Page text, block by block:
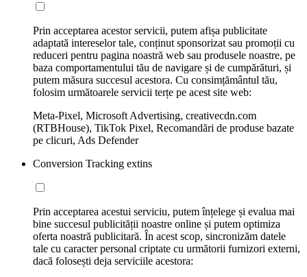
Prin acceptarea acestor servicii, putem afișa publicitate
adaptată intereselor tale, conținut sponsorizat sau promoții cu
reduceri pentru pagina noastră web sau produsele noastre, pe
baza comportamentului tău de navigare și de cumpărături, și
putem măsura succesul acestora. Cu consimțământul tău,
folosim următoarele servicii terțe pe acest site web:
Meta-Pixel, Microsoft Advertising, creativecdn.com
(RTBHouse), TikTok Pixel, Recomandări de produse bazate
pe clicuri, Ads Defender
Conversion Tracking extins
Prin acceptarea acestui serviciu, putem înțelege și evalua mai
bine succesul publicității noastre online și putem optimiza
oferta noastră publicitară. În acest scop, sincronizăm datele
tale cu caracter personal criptate cu următorii furnizori externi,
dacă folosești deja serviciile acestora: